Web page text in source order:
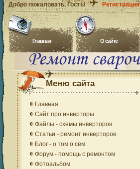
Добро пожаловать, Гость! Регистрация
Главная O сайте
Меню сайта
Главная
Сайт про инверторы
Файлы - схемы инверторов
Статьи - ремонт инверторов
Блог - о том о сём
Форум - помощь с ремонтом
Фотоальбом